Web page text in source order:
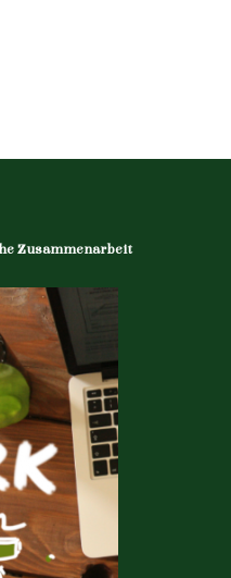
Zusammenarbeit